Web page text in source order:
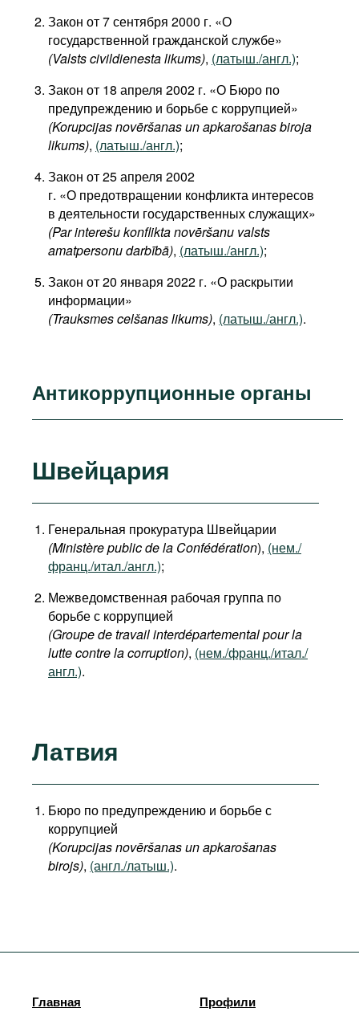
Закон от 7 сентября 2000 г. «О
государственной гражданской службе»
(Valsts civildienesta likums), (латыш./англ.);
Закон от 18 апреля 2002 г. «О Бюро по
предупреждению и борьбе с коррупцией»
(Korupcijas novēršanas un apkarošanas biroja
likums), (латыш./англ.);
Закон от 25 апреля 2002
г. «О предотвращении конфликта интересов
в деятельности государственных служащих»
(Par interešu konflikta novēršanu valsts
amatpersonu darbībā), (латыш./англ.);
Закон от 20 января 2022 г. «О раскрытии
информации»
(Trauksmes celšanas likums), (латыш./англ.).
Антикоррупционные органы
Швейцария
Генеральная прокуратура Швейцарии
(Ministère public de la Confédération), (нем./
франц./итал./англ.);
Межведомственная рабочая группа по
борьбе с коррупцией
(Groupe de travail interdépartemental pour la
lutte contre la corruption), (нем./франц./итал./
англ.).
Латвия
Бюро по предупреждению и борьбе с
коррупцией
(Korupcijas novēršanas un apkarošanas
birojs), (англ./латыш.).
Главная Профили